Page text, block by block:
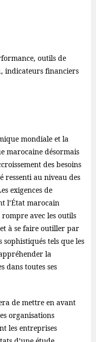
outils de
indicateurs financiers
mondiale et la
marocaine désormais
des besoins
ressenti au niveau des
exigences de
l’État marocain
avec les outils
à se faire outiller par
tels que les
la
dans toutes ses
de mettre en avant
organisations
les entreprises